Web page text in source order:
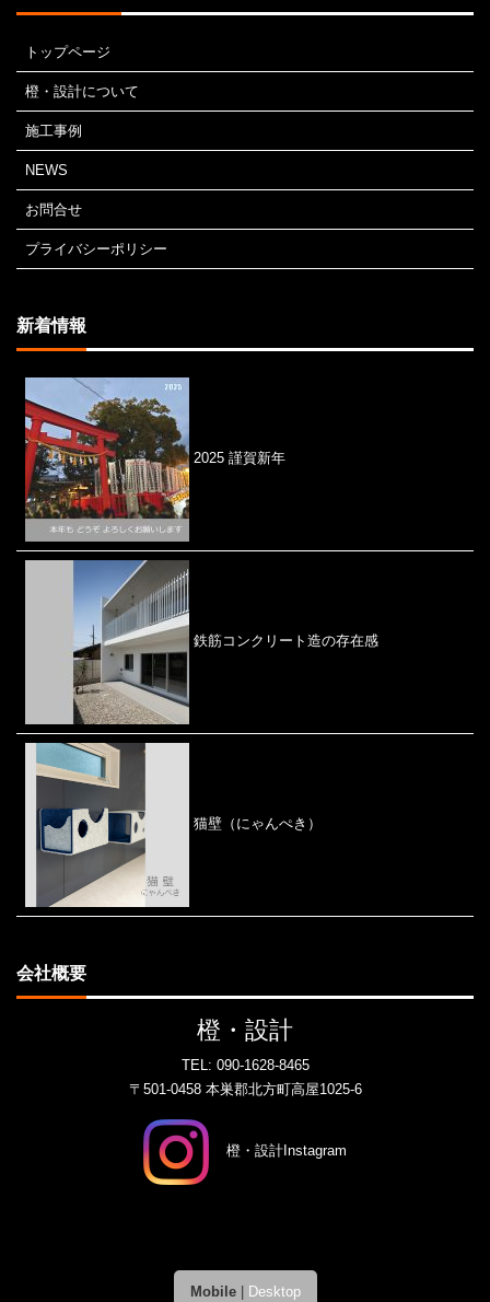
トップページ
橙・設計について
施工事例
NEWS
お問合せ
プライバシーポリシー
新着情報
2025 謹賀新年
鉄筋コンクリート造の存在感
猫壁（にゃんぺき）
会社概要
橙・設計
TEL: 090-1628-8465
〒501-0458 本巣郡北方町高屋1025-6
橙・設計Instagram
Mobile| Desktop